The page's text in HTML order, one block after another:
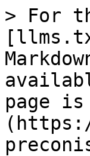
> For
page